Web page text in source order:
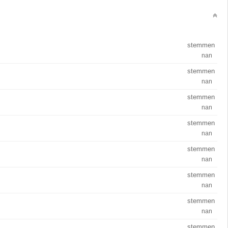
stemmen
nan
stemmen
nan
stemmen
nan
stemmen
nan
stemmen
nan
stemmen
nan
stemmen
nan